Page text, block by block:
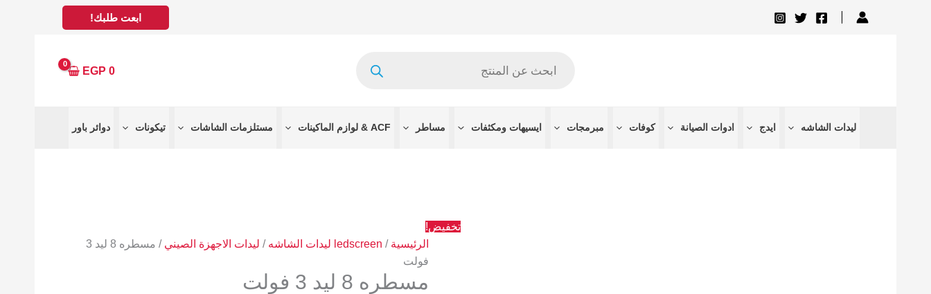
ابعت طلبك!
0
EGP
ليدات الشاشه ايدج ادوات الصيانة كوفات مبرمجات ايسيهات ومكثفات مساطر ACF & لوازم الماكينات مستلزمات الشاشات تيكونات دوائر باور
تخفيض!
الرئيسية / ledscreen ليدات الشاشه / ليدات الاجهزة الصيني
/ مسطره 8 ليد 3
فولت
مسطره 8 ليد 3 فولت